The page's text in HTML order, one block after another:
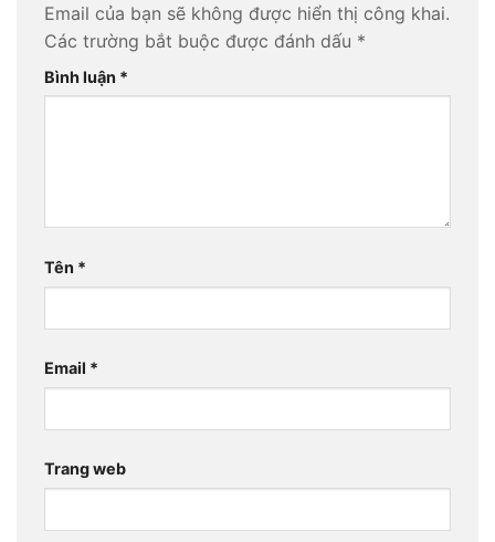
Email của bạn sẽ không được hiển thị công khai.
Các trường bắt buộc được đánh dấu *
Bình luận *
Tên *
Email *
Trang web